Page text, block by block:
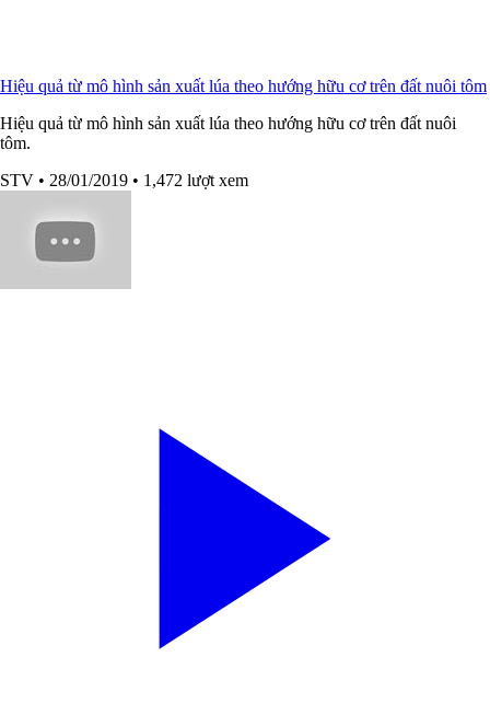
Hiệu quả từ mô hình sản xuất lúa theo hướng hữu cơ trên đất nuôi tôm
Hiệu quả từ mô hình sản xuất lúa theo hướng hữu cơ trên đất nuôi
tôm.
STV • 28/01/2019 • 1,472 lượt xem